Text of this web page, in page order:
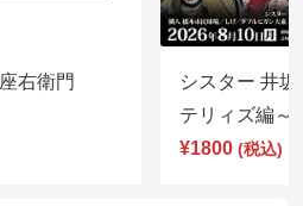
右衛門
シスター 井
テリィズ編
¥1800 (税込)